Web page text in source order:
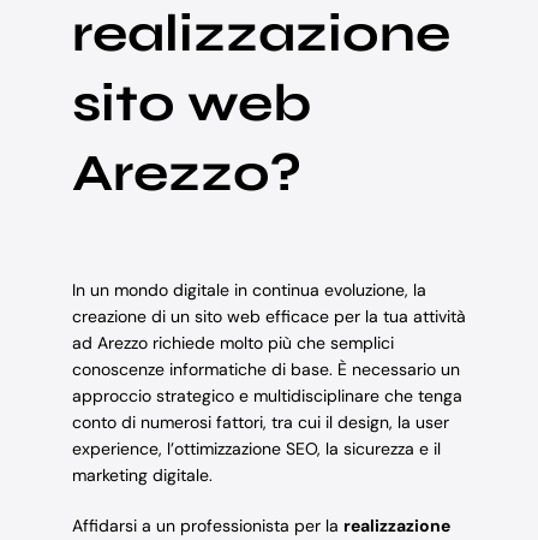
realizzazione
sito web
Arezzo?
In un mondo digitale in continua evoluzione, la
creazione di un sito web efficace per la tua attività
ad Arezzo richiede molto più che semplici
conoscenze informatiche di base. È necessario un
approccio strategico e multidisciplinare che tenga
conto di numerosi fattori, tra cui il design, la user
experience, l’ottimizzazione SEO, la sicurezza e il
marketing digitale.
Affidarsi a un professionista per la realizzazione